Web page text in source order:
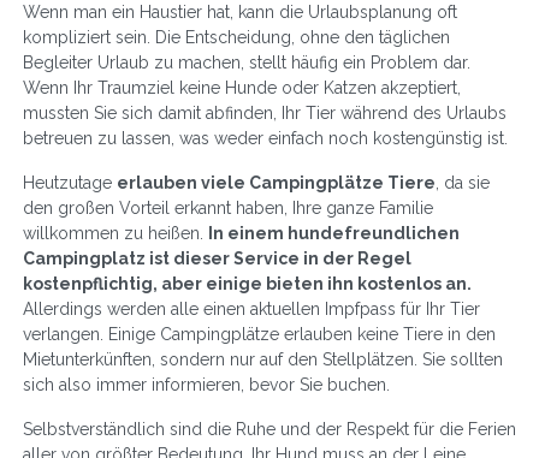
Wenn man ein Haustier hat, kann die Urlaubsplanung oft
kompliziert sein. Die Entscheidung, ohne den täglichen
Begleiter Urlaub zu machen, stellt häufig ein Problem dar.
Wenn Ihr Traumziel keine Hunde oder Katzen akzeptiert,
mussten Sie sich damit abfinden, Ihr Tier während des Urlaubs
betreuen zu lassen, was weder einfach noch kostengünstig ist.
Heutzutage erlauben viele Campingplätze Tiere , da sie
den großen Vorteil erkannt haben, Ihre ganze Familie
willkommen zu heißen.
In einem hundefreundlichen
Campingplatz ist dieser Service in der Regel
kostenpflichtig, aber einige bieten ihn kostenlos an.
Allerdings werden alle einen aktuellen Impfpass für Ihr Tier
verlangen. Einige Campingplätze erlauben keine Tiere in den
Mietunterkünften, sondern nur auf den Stellplätzen. Sie sollten
sich also immer informieren, bevor Sie buchen.
Selbstverständlich sind die Ruhe und der Respekt für die Ferien